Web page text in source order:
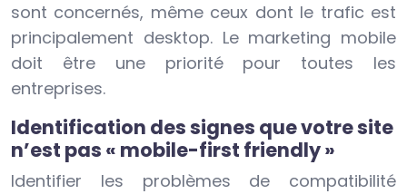
sont concernés, même ceux dont le trafic est
principalement desktop. Le marketing mobile
doit être une priorité pour toutes les
entreprises.
Identification des signes que votre site
n’est pas « mobile-first friendly »
Identifier les problèmes de compatibilité